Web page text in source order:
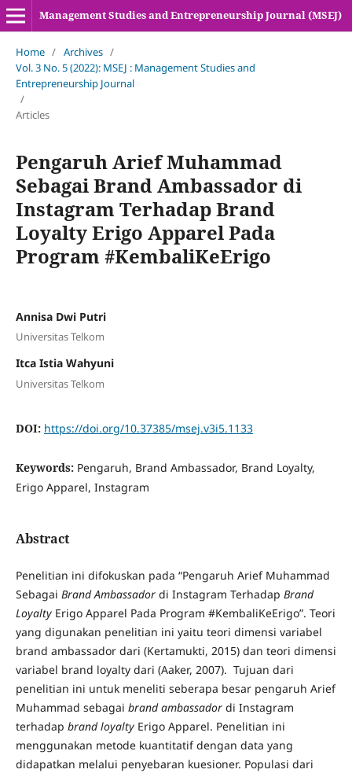
Management Studies and Entrepreneurship Journal (MSEJ)
Home / Archives /
Vol. 3 No. 5 (2022): MSEJ : Management Studies and
Entrepreneurship Journal
/
Articles
Pengaruh Arief Muhammad
Sebagai Brand Ambassador di
Instagram Terhadap Brand
Loyalty Erigo Apparel Pada
Program #KembaliKeErigo
Annisa Dwi Putri
Universitas Telkom
Itca Istia Wahyuni
Universitas Telkom
DOI: https://doi.org/10.37385/msej.v3i5.1133
Keywords: Pengaruh, Brand Ambassador, Brand Loyalty,
Erigo Apparel, Instagram
Abstract
Penelitian ini difokuskan pada “Pengaruh Arief Muhammad
Sebagai Brand Ambassador di Instagram Terhadap Brand
Loyalty Erigo Apparel Pada Program #KembaliKeErigo”. Teori
yang digunakan penelitian ini yaitu teori dimensi variabel
brand ambassador dari (Kertamukti, 2015) dan teori dimensi
variabel brand loyalty dari (Aaker, 2007). Tujuan dari
penelitian ini untuk meneliti seberapa besar pengaruh Arief
Muhammad sebagai brand ambassador di Instagram
terhadap brand loyalty Erigo Apparel. Penelitian ini
menggunakan metode kuantitatif dengan data yang
didapatkan melalui penyebaran kuesioner. Populasi dari